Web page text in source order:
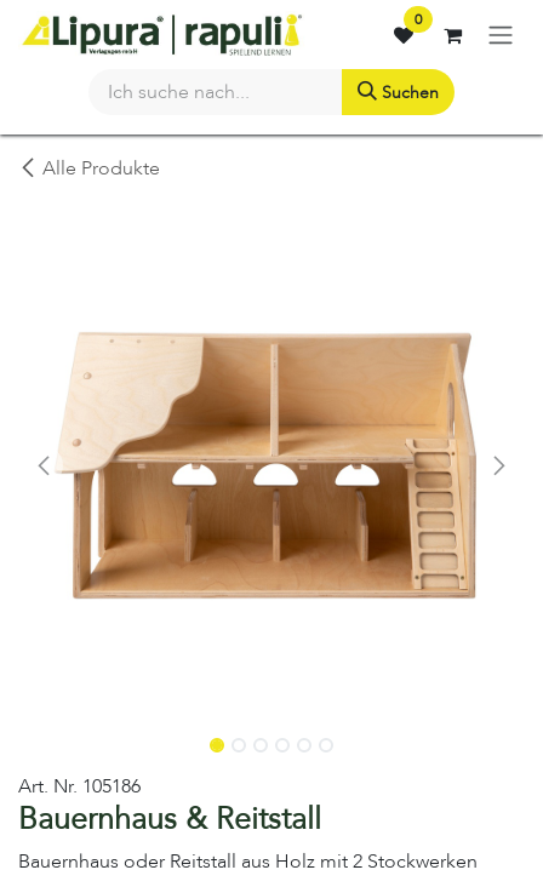
Zum Inhalt springen 0
Suchen
Alle Produkte
Art. Nr. 105186
Bauernhaus & Reitstall
Bauernhaus oder Reitstall aus Holz mit 2 Stockwerken